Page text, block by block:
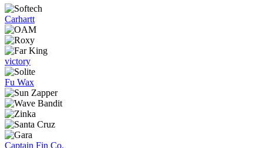
Carhartt
victory
Fu Wax
Captain Fin Co.